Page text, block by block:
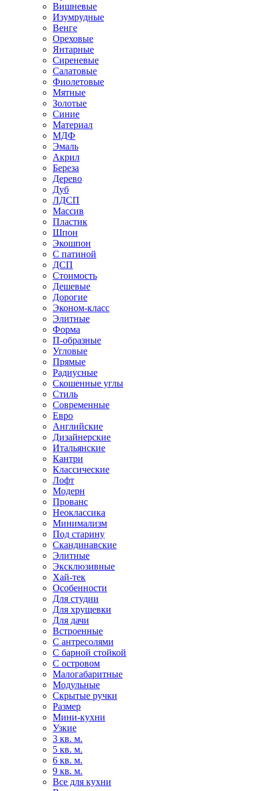
Вишневые
Изумрудные
Венге
Ореховые
Янтарные
Сиреневые
Салатовые
Фиолетовые
Мятные
Золотые
Синие
Материал
МДФ
Эмаль
Акрил
Береза
Дерево
Дуб
ЛДСП
Массив
Пластик
Шпон
Экошпон
С патиной
ДСП
Стоимость
Дешевые
Дорогие
Эконом-класс
Элитные
Форма
П-образные
Угловые
Прямые
Радиусные
Скошенные углы
Стиль
Современные
Евро
Английские
Дизайнерские
Итальянские
Кантри
Классические
Лофт
Модерн
Прованс
Неоклассика
Минимализм
Под старину
Скандинавские
Элитные
Эксклюзивные
Хай-тек
Особенности
Для студии
Для хрущевки
Для дачи
Встроенные
С антресолями
С барной стойкой
С островом
Малогабаритные
Модульные
Скрытые ручки
Размер
Мини-кухни
Узкие
3 кв. м.
5 кв. м.
6 кв. м.
9 кв. м.
Все для кухни